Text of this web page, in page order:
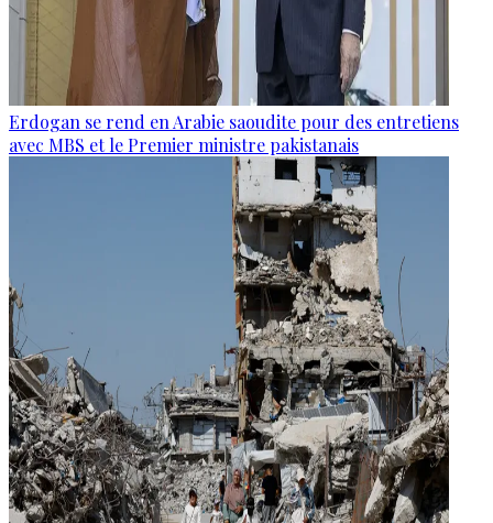
Erdogan se rend en Arabie saoudite pour des entretiens
avec MBS et le Premier ministre pakistanais